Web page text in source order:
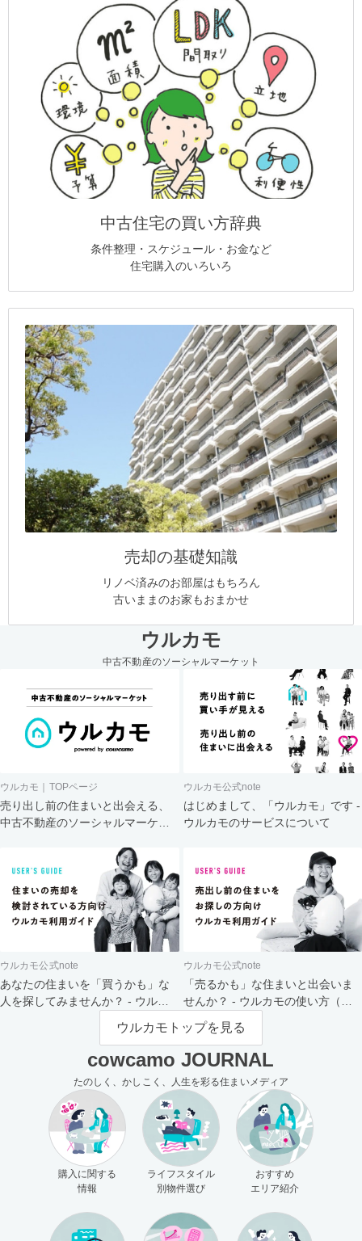
中古住宅の買い方辞典
条件整理・スケジュール・お金など
住宅購入のいろいろ
売却の基礎知識
リノベ済みのお部屋はもちろん
古いままのお家もおまかせ
ウルカモ
中古不動産のソーシャルマーケット
ウルカモ｜TOPページ
売り出し前の住まいと出会える、
中古不動産のソーシャルマーケッ
ウルカモ公式note
はじめまして、「ウルカモ」です -
ウルカモのサービスについて
ウルカモ公式note
あなたの住まいを「買うかも」な
人を探してみませんか？ - ウルカ
ウルカモ公式note
「売るかも」な住まいと出会いま
せんか？ - ウルカモの使い方（買
主さま向け）
ウルカモトップを見る
cowcamo JOURNAL
たのしく、かしこく、人生を彩る住まいメディア
購入に関する
情報
ライフスタイル
別物件選び
おすすめ
エリア紹介